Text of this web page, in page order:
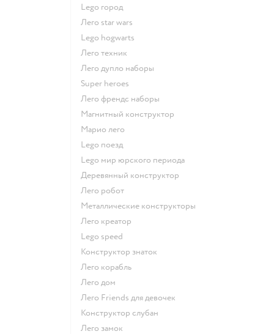
Lego город
Лего star wars
Lego hogwarts
Лего техник
Лего дупло наборы
Super heroes
Лего френдс наборы
Магнитный конструктор
Марио лего
Lego поезд
Lego мир юрского периода
Деревянный конструктор
Лего робот
Металлические конструкторы
Лего креатор
Lego speed
Конструктор знаток
Лего корабль
Лего дом
Лего Friends для девочек
Конструктор слубан
Лего замок